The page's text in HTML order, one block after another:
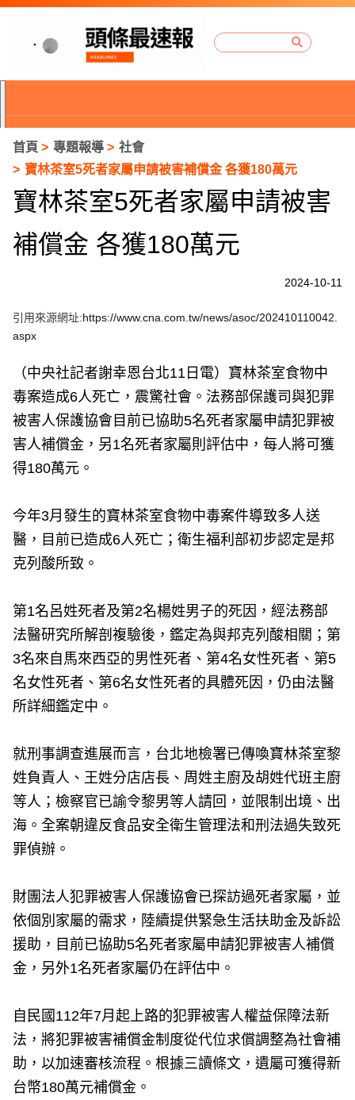
首頁 專題報導
社會
寶林茶室5死者家屬申請被害補償金 各獲180萬元
寶林茶室5死者家屬申請被害
補償金 各獲180萬元
2024-10-11
引用來源網址:https://www.cna.com.tw/news/asoc/202410110042.
aspx
（中央社記者謝幸恩台北11日電）寶林茶室食物中
毒案造成6人死亡，震驚社會。法務部保護司與犯罪
被害人保護協會目前已協助5名死者家屬申請犯罪被
害人補償金，另1名死者家屬則評估中，每人將可獲
得180萬元。
今年3月發生的寶林茶室食物中毒案件導致多人送
醫，目前已造成6人死亡；衛生福利部初步認定是邦
克列酸所致。
第1名呂姓死者及第2名楊姓男子的死因，經法務部
法醫研究所解剖複驗後，鑑定為與邦克列酸相關；第
3名來自馬來西亞的男性死者、第4名女性死者、第5
名女性死者、第6名女性死者的具體死因，仍由法醫
所詳細鑑定中。
就刑事調查進展而言，台北地檢署已傳喚寶林茶室黎
姓負責人、王姓分店店長、周姓主廚及胡姓代班主廚
等人；檢察官已諭令黎男等人請回，並限制出境、出
海。全案朝違反食品安全衛生管理法和刑法過失致死
罪偵辦。
財團法人犯罪被害人保護協會已探訪過死者家屬，並
依個別家屬的需求，陸續提供緊急生活扶助金及訴訟
援助，目前已協助5名死者家屬申請犯罪被害人補償
金，另外1名死者家屬仍在評估中。
自民國112年7月起上路的犯罪被害人權益保障法新
法，將犯罪被害補償金制度從代位求償調整為社會補
助，以加速審核流程。根據三讀條文，遺屬可獲得新
台幣180萬元補償金。